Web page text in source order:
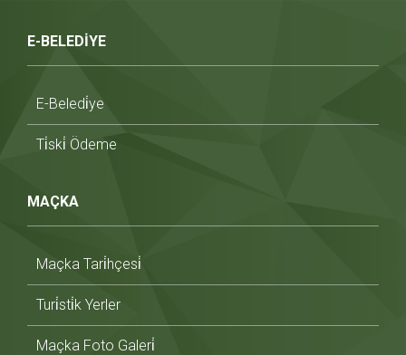
E-BELEDİYE
E-Beledi̇ye
Ti̇ski̇ Ödeme
MAÇKA
Maçka Tari̇hçesi̇
Turi̇sti̇k Yerler
Maçka Foto Galeri̇